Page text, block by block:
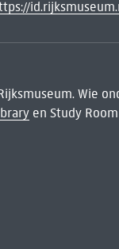
Wie
en Study